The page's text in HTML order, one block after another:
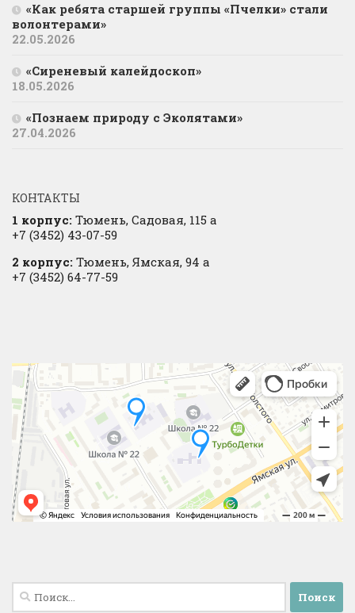
«Как ребята старшей группы «Пчелки» стали
волонтерами»
22.05.2026
«Сиреневый калейдоскоп»
18.05.2026
«Познаем природу с Эколятами»
27.04.2026
КОНТАКТЫ
1 корпус: Тюмень, Садовая, 115 а
+7 (3452) 43-07-59
2 корпус: Тюмень, Ямская, 94 а
+7 (3452) 64-77-59
Найти: